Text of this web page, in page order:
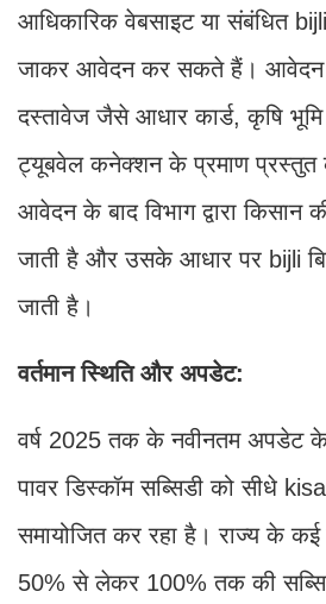
आधिकारिक वेबसाइट या संबंधित
जाकर आवेदन कर सकते हैं। आवेदन
दस्तावेज जैसे आधार कार्ड, कृषि
ट्यूबवेल कनेक्शन के प्रमाण
आवेदन के बाद विभाग द्वारा किसान
जाती है और उसके आधार पर bijli
जाती है।
वर्तमान स्थिति और अपडेट:
वर्ष 2025 तक के नवीनतम अपडेट के
पावर डिस्कॉम सब्सिडी को सीधे
समायोजित कर रहा है। राज्य के
50% से लेकर 100% तक की